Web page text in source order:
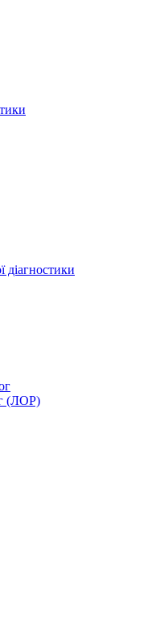
діагностики
(ЛОР)